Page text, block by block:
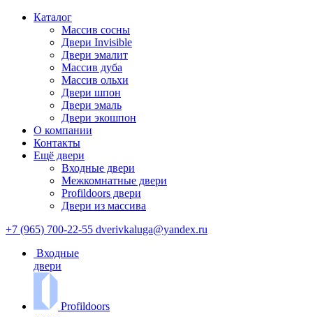
Каталог
Массив сосны
Двери Invisible
Двери эмалит
Массив дуба
Массив ольхи
Двери шпон
Двери эмаль
Двери экошпон
О компании
Контакты
Ещё двери
Входные двери
Межкомнатные двери
Profildoors двери
Двери из массива
+7 (965) 700-22-55 dverivkaluga@yandex.ru
Входные
двери
Profildoors